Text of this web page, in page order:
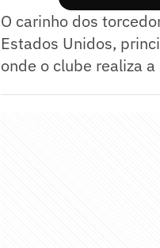
O carinho dos
Estados Unidos,
onde o clube realiza